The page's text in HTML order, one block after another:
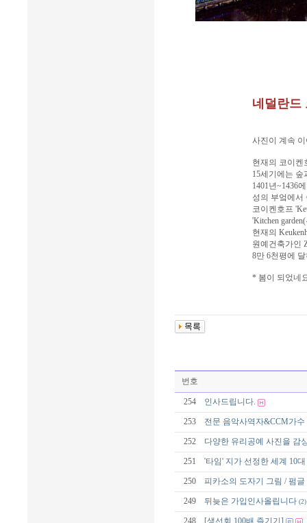
네덜란드
사진이 계속
현재의 코이켄
15세기에는
1401년~1436
성의 부엌에서
코이켄호프
'Kitchen
현재의
원예건축가인
8만 6천평에
* 봄이 되었네
번호
254 인사드립니다.
253 전문 음악사역자&CCM가
252 다양한 유리공예 사진을 감
251 '타임' 지가 선정한 세계 10
250 피카소의 도자기 그림 / 펌글
249 뒤늦은 가입인사올립니다 (2)
248 [생선회 100배 즐기기]